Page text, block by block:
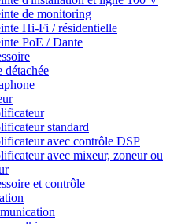
de monitoring
Hi-Fi / résidentielle
PoE / Dante
détachée
standard
avec contrôle DSP
avec mixeur, zoneur ou
et contrôle